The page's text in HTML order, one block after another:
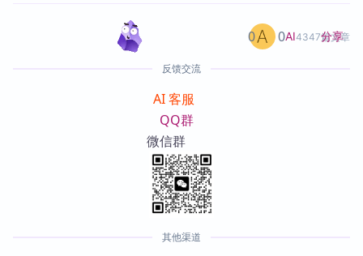
AI4347篇文章
0 0 分享
反馈交流
AI 客服
QQ群
微信群
其他渠道